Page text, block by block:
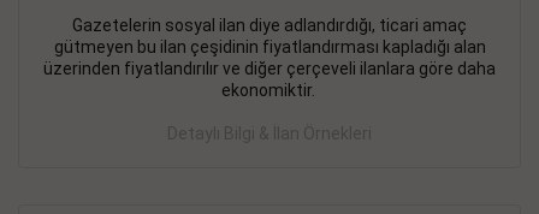
Gazetelerin sosyal ilan diye adlandırdığı, ticari amaç
gütmeyen bu ilan çeşidinin fiyatlandırması kapladığı alan
üzerinden fiyatlandırılır ve diğer çerçeveli ilanlara göre daha
ekonomiktir.
Detaylı Bilgi & İlan Örnekleri
İŞYERİ KİRALIK İlanı - 11.09.2018
BEYLİKDÜZÜ Kavaklıda 4 katlı bina